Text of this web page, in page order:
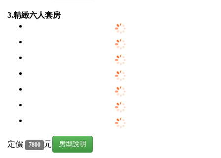
3.精緻六人套房
定價 7800 元 房型說明